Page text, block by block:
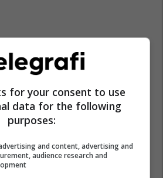
for your consent to use
data for the following
purposes:
and content, advertising and
audience research and